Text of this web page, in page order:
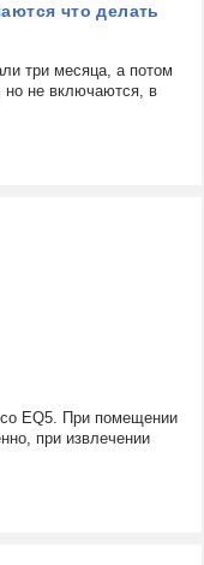
что делать
три месяца, а потом
но не включаются, в
EQ5. При помещении
при извлечении